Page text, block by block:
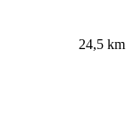
24,5 km